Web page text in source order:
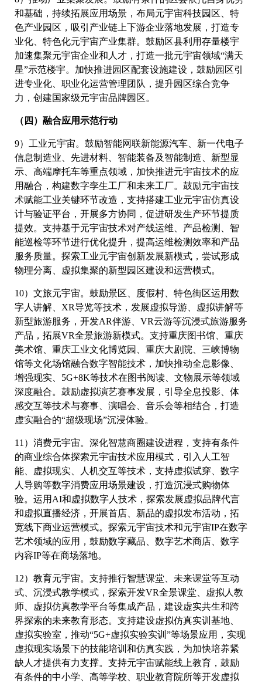
和基础，持续拓展应用场景，布局元宇宙科技园区、特
色产业园区，吸引产业链上下游企业落地发展，打造专
业化、特色化元宇宙产业集群。鼓励区县利用存量楼宇
加速集聚元宇宙企业和人才，打造一批元宇宙领域“满天
星”示范楼宇。加快推进园区配套设施建设，鼓励园区引
进专业化、职业化运营管理团队，提升园区综合竞争
力，创建国家级元宇宙品牌园区。
（四）融合应用示范行动
9）工业元宇宙。鼓励智能网联新能源汽车、新一代电子
信息制造业、先进材料、智能装备及智能制造、新型显
示、高端摩托车等重点领域，加快推进元宇宙技术的应
用融合，构建数字孪生工厂和未来工厂。鼓励元宇宙技
术赋能工业关键环节改造，支持搭建工业元宇宙仿真设
计与验证平台，开展多方协同，促进研发生产环节提质
提效。支持基于元宇宙技术对产线运维、产品检测、智
能巡检等环节进行优化提升，提高运维检测效率和产品
服务质量。探索工业元宇宙创新发展新模式，尝试形成
物理分离、虚拟集聚的新型园区建设和运营模式。
10）文旅元宇宙。鼓励景区、度假村、特色街区运用数
字人讲解、XR导览等技术，发展虚拟导游、虚拟讲解等
新型旅游服务，开发AR伴游、VR云游等沉浸式旅游服务
产品，拓展VR全景旅游新模式。支持重庆图书馆、重庆
美术馆、重庆工业文化博览园、重庆大剧院、三峡博物
馆等文化场馆融合数字智能技术，加快推动全息影像、
增强现实、5G+8K等技术在图书阅读、文物展示等领域
深度融合。鼓励虚拟演艺赛事发展，引导全息投影、体
感交互等技术与赛事、演唱会、音乐会等相结合，打造
虚实融合的“超级现场”沉浸体验。
11）消费元宇宙。深化智慧商圈建设进程，支持有条件
的商业综合体探索元宇宙技术应用模式，引入人工智
能、虚拟现实、人机交互等技术，支持虚拟试穿、数字
人导购等数字消费应用场景建设，打造沉浸式购物体
验。运用AI和虚拟数字人技术，探索发展虚拟品牌代言
和虚拟直播经济，开展首店、新品的虚拟发布活动，拓
宽线下商业运营模式。探索元宇宙技术和元宇宙IP在数字
艺术领域的应用，鼓励数字藏品、数字艺术商店、数字
内容IP等在商场落地。
12）教育元宇宙。支持推行智慧课堂、未来课堂等互动
式、沉浸式教学模式，探索开发VR全景课堂、虚拟人教
师、虚拟仿真教学平台等集成产品，建设虚实共生和跨
界探索的未来教育形态。支持建设虚拟仿真实训基地、
虚拟实验室，推动“5G+虚拟实验实训”等场景应用，实现
虚拟现实场景下的技能培训和仿真实践，为加快培养紧
缺人才提供有力支撑。支持元宇宙赋能线上教育，鼓励
有条件的中小学、高等学校、职业教育院所等开发虚拟